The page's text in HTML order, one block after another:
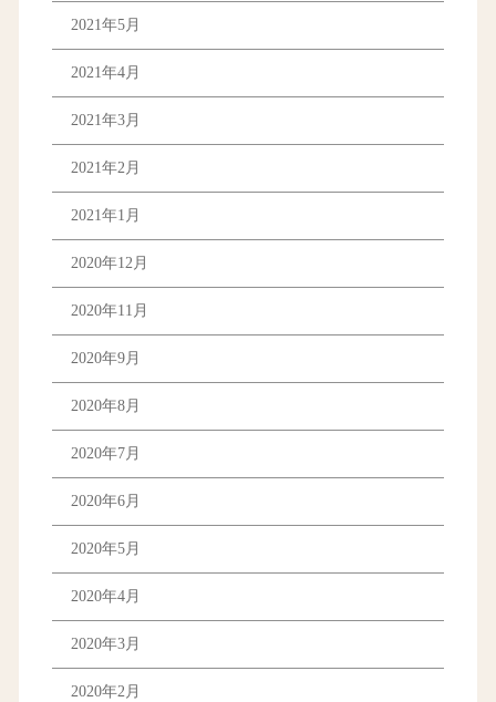
2021年5月
2021年4月
2021年3月
2021年2月
2021年1月
2020年12月
2020年11月
2020年9月
2020年8月
2020年7月
2020年6月
2020年5月
2020年4月
2020年3月
2020年2月